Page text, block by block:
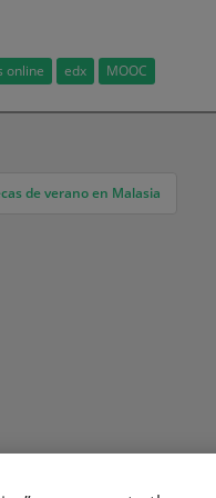
online edx MOOC
de verano en Malasia